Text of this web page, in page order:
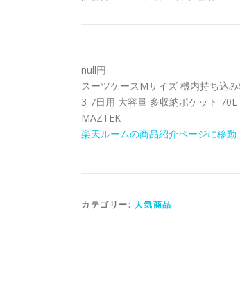
null円
スーツケースMサイズ 機内持ち込
3-7日用 大容量 多収納ポケット
MAZTEK
楽天ルームの商品紹介ページに移動
カテゴリー: 人気商品